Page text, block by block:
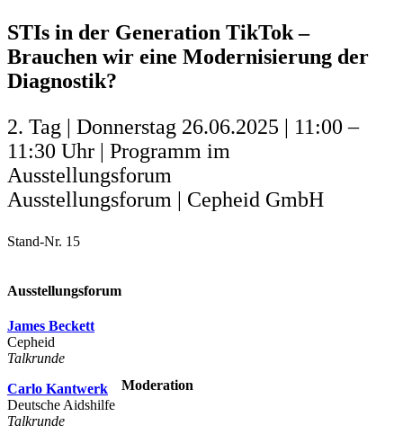
STIs in der Generation TikTok –
Brauchen wir eine Modernisierung der
Diagnostik?
2. Tag | Donnerstag 26.06.2025 | 11:00 –
11:30 Uhr | Programm im
Ausstellungsforum
Ausstellungsforum | Cepheid GmbH
Stand-Nr. 15
Ausstellungsforum
James Beckett
Cepheid
Talkrunde
Carlo Kantwerk
Deutsche Aidshilfe
Talkrunde
Moderation